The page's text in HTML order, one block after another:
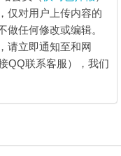
仅对用户上传内容的
任何修改或编辑。
请立即通知至和网
QQ联系客服），我们